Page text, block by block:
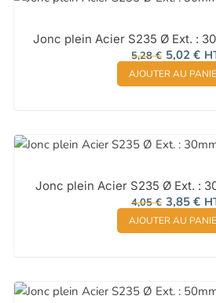
Jonc plein Acier S235 Ø Ext. :
5,28€ Le
prix
initial
était :
5,02€Le
AJOUTER AU
Jonc plein Acier S235 Ø Ext. :
4,05€ Le
prix
initial
était :
3,85€Le
AJOUTER AU